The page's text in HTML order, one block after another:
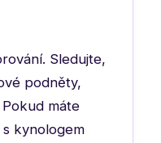
Sledujte,
podněty,
máte
kynologem